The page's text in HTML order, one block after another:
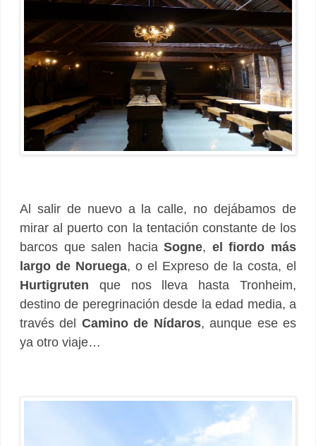
Al salir de nuevo a la calle, no dejábamos de
mirar al puerto con la tentación constante de los
barcos que salen haciaSogne, el fiordo más
largo de Noruega, o el Expreso de la costa, el
Hurtigruten que nos lleva hasta Tronheim,
destino de peregrinación desde la edad media, a
través del Camino de Nídaros, aunque ese es
ya otro viaje…